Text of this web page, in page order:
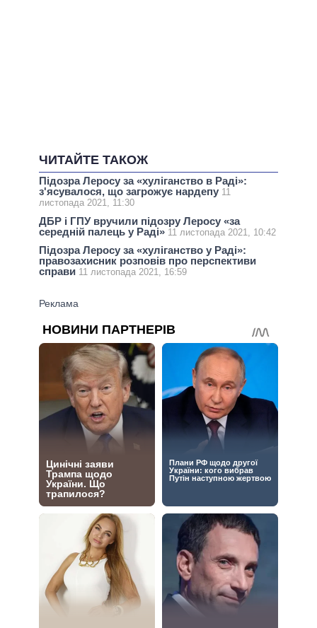
ЧИТАЙТЕ ТАКОЖ
Підозра Леросу за «хуліганство в Раді»:
з'ясувалося, що загрожує нардепу 11
листопада 2021, 11:30
ДБР і ГПУ вручили підозру Леросу «за
середній палець у Раді» 11 листопада 2021, 10:42
Підозра Леросу за «хуліганство у Раді»:
правозахисник розповів про перспективи
справи 11 листопада 2021, 16:59